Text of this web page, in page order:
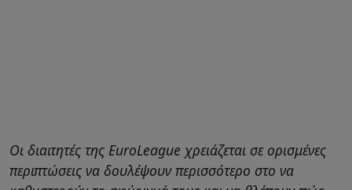
Οι διαιτητές της EuroLeague χρειάζεται σε ορισμένες
περιπτώσεις να δουλέψουν περισσότερο στο να